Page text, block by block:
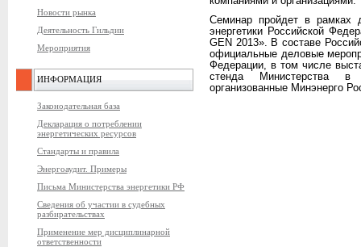
Новости рынка
Деятельность Гильдии
Мероприятия
ИНФОРМАЦИЯ
Законодательная база
Декларация о потреблении
энергетических ресурсов
Стандарты и правила
Энергоаудит. Примеры
Письма Министерства энергетики РФ
Сведения об участии в судебных
разбирательствах
Применение мер дисциплинарной
ответственности
Семинар пройдет в рамках
энергетики Российской
GEN 2013». В составе
официальные деловые
Федерации, в том числе
стенда Министерства в
организованные Минэнерго